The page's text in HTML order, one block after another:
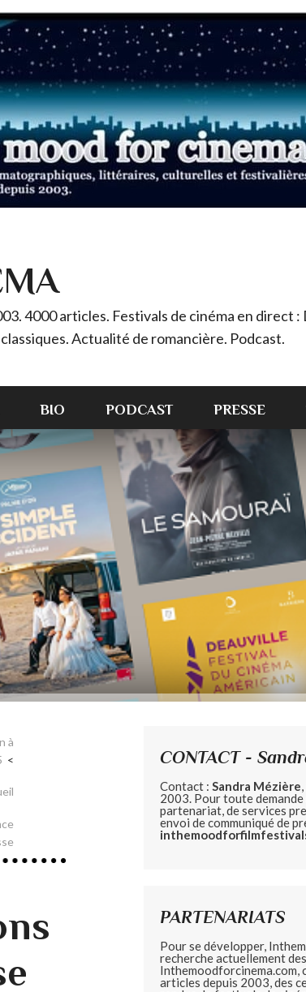
4000 articles. Festivals de cinéma en direct :
Actualité de romancière. Podcast.
BIO PODCAST PRESSE
à
CONTACT -
Contact : Sandra Mézière
2003. Pour toute
partenariat, de services
envoi de communiqué de
PARTENARIATS
Pour se développer,
recherche actuellement
Inthemoodforcinema.com,
articles depuis 2003, des